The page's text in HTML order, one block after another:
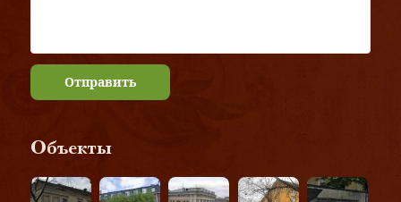
Отправить
Объекты